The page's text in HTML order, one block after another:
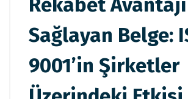
Rekabet Avantajı
Sağlayan Belge:
9001’in Şirketler